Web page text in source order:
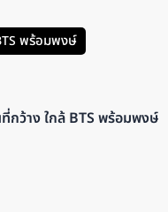
พร้อมพงษ์
ว้าง ใกล้ BTS พร้อมพงษ์